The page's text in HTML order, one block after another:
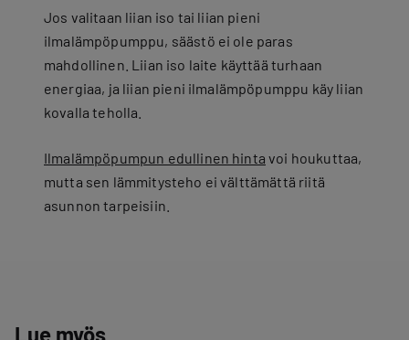
Jos valitaan liian iso tai liian pieni
ilmalämpöpumppu, säästö ei ole paras
mahdollinen. Liian iso laite käyttää turhaan
energiaa, ja liian pieni ilmalämpöpumppu käy liian
kovalla teholla.
Ilmalämpöpumpun edullinen hinta voi houkuttaa,
mutta sen lämmitysteho ei välttämättä riitä
asunnon tarpeisiin.
Lue myös